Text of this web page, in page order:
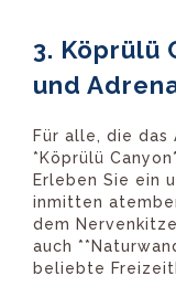
3. Köprülü
und
Für alle, die das
*Köprülü
Erleben Sie ein
inmitten
dem
auch
beliebte